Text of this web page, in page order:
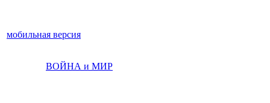
мобильная версия
ВОЙНА и МИР